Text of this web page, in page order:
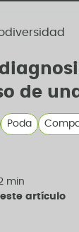
de
Poda
min
artículo